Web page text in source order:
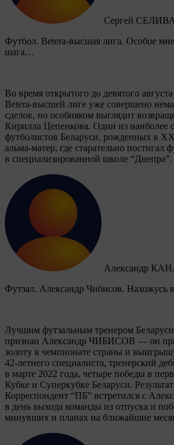
Сергей
Футбол. Betera-высшая лига. Особое
шага…
Во время открытого до девятого
Betera-высшей лиге уже совершено
сделок, но особняком выглядит
Кирилла Цепенкова. Один из наиболее
футболистов Беларуси, рожденных в
альма-матер, где старательно постигал
в специализированной школе “Днепра”.
Александр
Футзал. Александр Чибисов. Нахожусь
Лучшим футзальным тренером
признан Александр ЧИБИСОВ — он
золоту в чемпионате страны и
42-летнего специалиста, тренерский
в марте 2022 года, четыре победы в
Кубке и Суперкубке Беларуси.
Корреспондент “ПБ” встретился с
в день выхода команды из отпуска и
минувших и планах на ближайшие